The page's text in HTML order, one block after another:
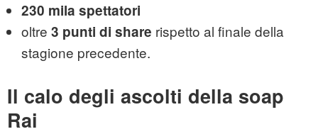
230 mila spettatori
oltre 3 punti di share rispetto al finale della
stagione precedente.
Il calo degli ascolti della soap
Rai